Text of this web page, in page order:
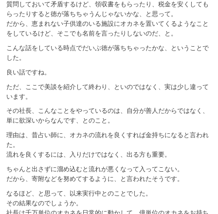
質問しておいて矛盾するけど、領収書をもらったり、税金を安くしても
らったりすると徳が落ちちゃうんじゃないかな、と思って。
だから、恵まれない子供達のいる施設にオカネを置いてくるようなこと
をしているけど、そこでも名前を言ったりしないのだ、と。
こんな話をしている時点でだいぶ徳が落ちちゃったかな、ということで
した。
良い話ですね。
ただ、ここで美談を紹介して終わり、といのではなく、実は少し違って
います。
その社長、こんなことをやっているのは、自分が善人だからではなく、
単に欲深いからなんです、とのこと。
理由は、昔占い師に、オカネの流れを良くすれば金持ちになると言われ
た。
流れを良くするには、入りだけではなく、出る方も重要。
ちゃんと出さずに溜め込むと流れが悪くなって入ってこない。
だから、寄附などを努めてするように、と言われたそうです。
なるほど、と思って、以来実行中とのことでした。
その結果なのでしょうか。